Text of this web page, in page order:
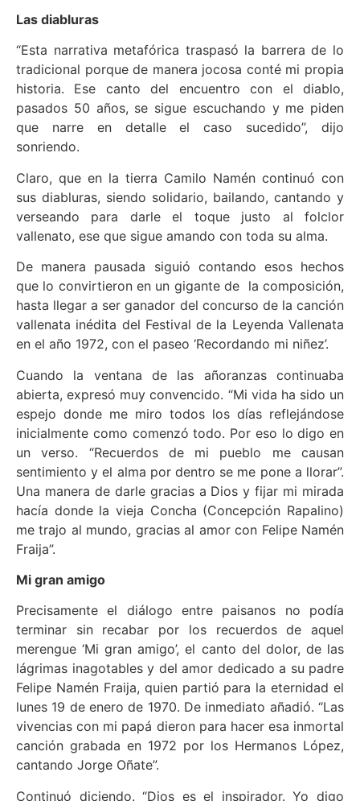
Las diabluras
“Esta narrativa metafórica traspasó la barrera de lo
tradicional porque de manera jocosa conté mi propia
historia. Ese canto del encuentro con el diablo,
pasados 50 años, se sigue escuchando y me piden
que narre en detalle el caso sucedido”, dijo
sonriendo.
Claro, que en la tierra Camilo Namén continuó con
sus diabluras, siendo solidario, bailando, cantando y
verseando para darle el toque justo al folclor
vallenato, ese que sigue amando con toda su alma.
De manera pausada siguió contando esos hechos
que lo convirtieron en un gigante de la composición,
hasta llegar a ser ganador del concurso de la canción
vallenata inédita del Festival de la Leyenda Vallenata
en el año 1972, con el paseo ‘Recordando mi niñez’.
Cuando la ventana de las añoranzas continuaba
abierta, expresó muy convencido. “Mi vida ha sido un
espejo donde me miro todos los días reflejándose
inicialmente como comenzó todo. Por eso lo digo en
un verso. “Recuerdos de mi pueblo me causan
sentimiento y el alma por dentro se me pone a llorar”.
Una manera de darle gracias a Dios y fijar mi mirada
hacía donde la vieja Concha (Concepción Rapalino)
me trajo al mundo, gracias al amor con Felipe Namén
Fraija”.
Mi gran amigo
Precisamente el diálogo entre paisanos no podía
terminar sin recabar por los recuerdos de aquel
merengue ‘Mi gran amigo’, el canto del dolor, de las
lágrimas inagotables y del amor dedicado a su padre
Felipe Namén Fraija, quien partió para la eternidad el
lunes 19 de enero de 1970. De inmediato añadió. “Las
vivencias con mi papá dieron para hacer esa inmortal
canción grabada en 1972 por los Hermanos López,
cantando Jorge Oñate”.
Continuó diciendo. “Dios es el inspirador. Yo digo